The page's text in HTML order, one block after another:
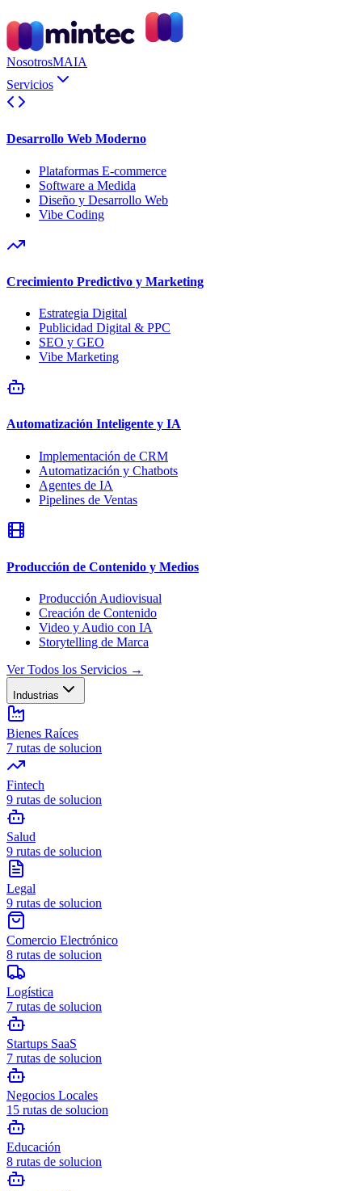
NosotrosMAIA
Servicios
Desarrollo Web Moderno
Plataformas E-commerce
Software a Medida
Diseño y Desarrollo Web
Vibe Coding
Crecimiento Predictivo y Marketing
Estrategia Digital
Publicidad Digital & PPC
SEO y GEO
Vibe Marketing
Automatización Inteligente y IA
Implementación de CRM
Automatización y Chatbots
Agentes de IA
Pipelines de Ventas
Producción de Contenido y Medios
Producción Audiovisual
Creación de Contenido
Video y Audio con IA
Storytelling de Marca
Ver Todos los Servicios →
Industrias
Bienes Raíces
7 rutas de solucion
Fintech
9 rutas de solucion
Salud
9 rutas de solucion
Legal
9 rutas de solucion
Comercio Electrónico
8 rutas de solucion
Logística
7 rutas de solucion
Startups SaaS
7 rutas de solucion
Negocios Locales
15 rutas de solucion
Educación
8 rutas de solucion